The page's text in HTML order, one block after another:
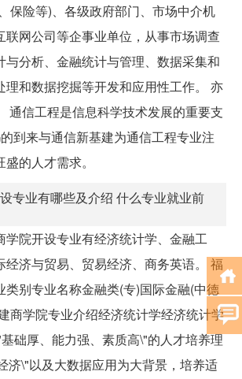
保险等)、各级政府部门、市场中介机
联网公司等企事业单位，从事市场调查
与分析、金融统计与管理、数据采集和
理和数据挖掘等开发和应用性工作。 亦
通信工程是信息科学技术发展的重要支
到来与通信新基建为通信工程专业注
的人才需求。
专业有哪些及介绍 什么专业就业前
学院开设专业有经济统计学、金融工
经济与贸易、贸易经济、商务英语。 福
类别专业名称金融类(专)国际金融(中德
商学院专业介绍经济统计学经济统计学
础厚、能力强、素质高\"的人才培养理
济\"以及大数据应用为大背景，培养适